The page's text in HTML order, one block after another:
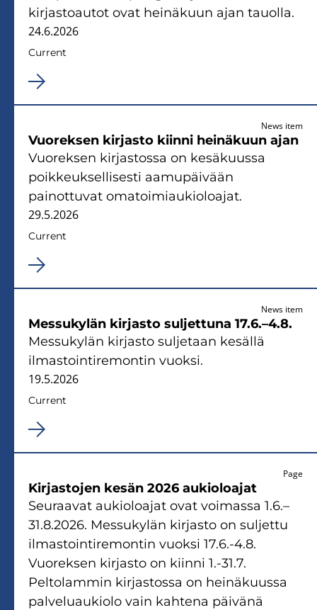
kirjastoautot ovat heinäkuun ajan tauolla.
24.6.2026
Current
News item
Vuoreksen kirjasto kiinni heinäkuun ajan
Vuoreksen kirjastossa on kesäkuussa
poikkeuksellisesti aamupäivään
painottuvat omatoimiaukioloajat.
29.5.2026
Current
News item
Messukylän kirjasto suljettuna 17.6.–4.8.
Messukylän kirjasto suljetaan kesällä
ilmastointiremontin vuoksi.
19.5.2026
Current
Page
Kirjastojen kesän 2026 aukioloajat
Seuraavat aukioloajat ovat voimassa 1.6.–
31.8.2026. Messukylän kirjasto on suljettu
ilmastointiremontin vuoksi 17.6.-4.8.
Vuoreksen kirjasto on kiinni 1.-31.7.
Peltolammin kirjastossa on heinäkuussa
palveluaukiolo vain kahtena päivänä